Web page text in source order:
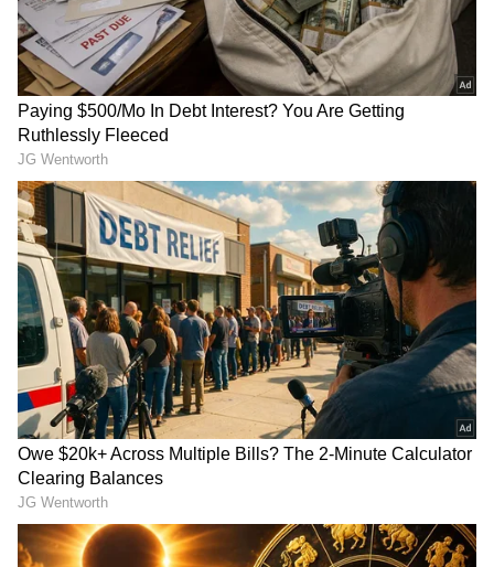
ವಿಶ್ವದ ಗಮನ ಸೆಳೆದ ನೀತಾ
ಕಾಂಜೀವರಂ ಚಿನ್ನದ ಸೀರೆ:
ಏನಿದರ ವಿಶೇಷತೆ
ಮೇಲೆ ಮಲಗಿ ಪ್ರತಿಭಟಿಸಿದ
ರಾಹುಲ್ ಗಾಂಧಿ ವಶಕ್ಕೆ!